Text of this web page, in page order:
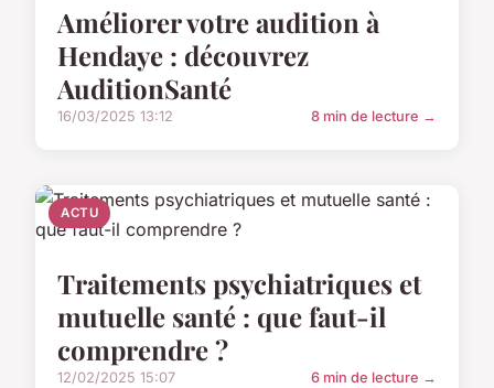
Améliorer votre audition à
Hendaye : découvrez
AuditionSanté
16/03/2025 13:12 8 min de lecture →
ACTU
Traitements psychiatriques et
mutuelle santé : que faut-il
comprendre ?
12/02/2025 15:07 6 min de lecture →